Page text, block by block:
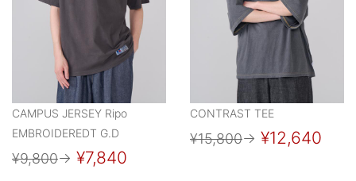
CAMPUS JERSEY Ripo
EMBROIDEREDT G.D
¥9,800→ ¥7,840
CONTRAST TEE
¥15,800→ ¥12,640